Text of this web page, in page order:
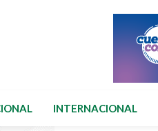
INTERNACIONAL